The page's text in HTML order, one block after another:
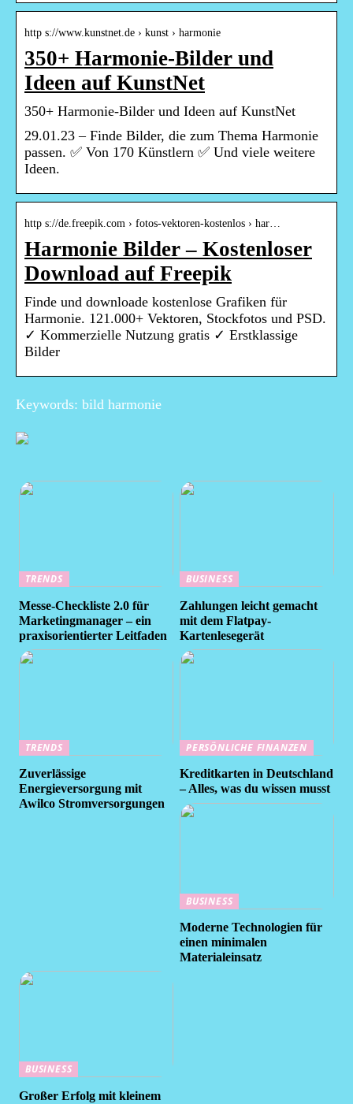
http s://www.kunstnet.de › kunst › harmonie
350+ Harmonie-Bilder und
Ideen auf KunstNet
350+ Harmonie-Bilder und Ideen auf KunstNet
29.01.23 – Finde Bilder, die zum Thema Harmonie
passen. ✅ Von 170 Künstlern ✅ Und viele weitere
Ideen.
http s://de.freepik.com › fotos-vektoren-kostenlos › har…
Harmonie Bilder – Kostenloser
Download auf Freepik
Finde und downloade kostenlose Grafiken für
Harmonie. 121.000+ Vektoren, Stockfotos und PSD.
✓ Kommerzielle Nutzung gratis ✓ Erstklassige
Bilder
Keywords: bild harmonie
TRENDS
Messe-Checkliste 2.0 für
Marketingmanager – ein
praxisorientierter Leitfaden
BUSINESS
Zahlungen leicht gemacht
mit dem Flatpay-
Kartenlesegerät
TRENDS
Zuverlässige
Energieversorgung mit
Awilco Stromversorgungen
PERSÖNLICHE FINANZEN
Kreditkarten in Deutschland
– Alles, was du wissen musst
BUSINESS
Moderne Technologien für
einen minimalen
Materialeinsatz
BUSINESS
Großer Erfolg mit kleinem